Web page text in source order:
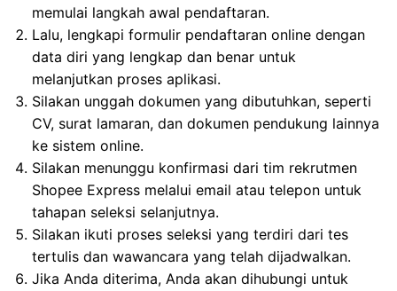
memulai langkah awal pendaftaran.
Lalu, lengkapi formulir pendaftaran online dengan
data diri yang lengkap dan benar untuk
melanjutkan proses aplikasi.
Silakan unggah dokumen yang dibutuhkan, seperti
CV, surat lamaran, dan dokumen pendukung lainnya
ke sistem online.
Silakan menunggu konfirmasi dari tim rekrutmen
Shopee Express melalui email atau telepon untuk
tahapan seleksi selanjutnya.
Silakan ikuti proses seleksi yang terdiri dari tes
tertulis dan wawancara yang telah dijadwalkan.
Jika Anda diterima, Anda akan dihubungi untuk